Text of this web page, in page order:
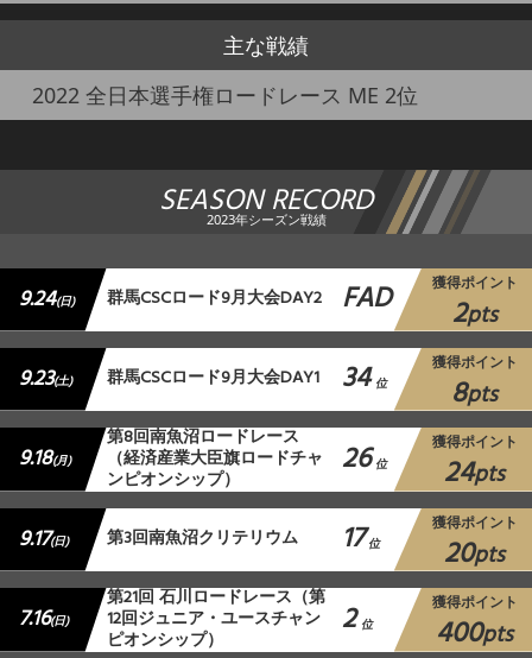
主な戦績
2022 全日本選手権ロードレース ME 2位
SEASON RECORD
2023年シーズン戦績
9.24(日) 群馬CSCロード9月大会DAY2 FAD 獲得ポイント
2pts
9.23(土) 群馬CSCロード9月大会DAY1 34 位
獲得ポイント
8pts
9.18(月)
第8回南魚沼ロードレース
（経済産業大臣旗ロードチャ
ンピオンシップ） 26 位
獲得ポイント
24pts
9.17(日) 第3回南魚沼クリテリウム 17 位
獲得ポイント
20pts
7.16(日)
第21回 石川ロードレース（第
12回ジュニア・ユースチャン
ピオンシップ） 2 位
獲得ポイント
400pts